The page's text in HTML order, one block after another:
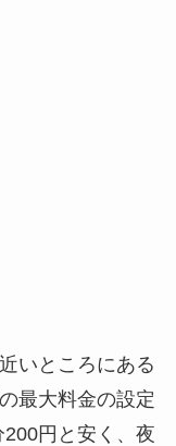
いところにある
最大料金の設定
円と安く、夜